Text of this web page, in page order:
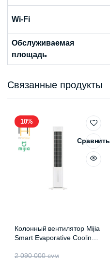
Wi-Fi
Обслуживаемая
площадь
Связанные продукты
10%
Сравнить
Колонный вентилятор Mijia
Smart Evaporative Cooling
2 090 000сум